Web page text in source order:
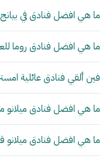
ما هي افضل فنادق في
ما هي افضل فنادق روما
فين ألقي فنادق عائلية
ما هي افضل فنادق ميلانو
ما هي افضل فنادق ميلانو